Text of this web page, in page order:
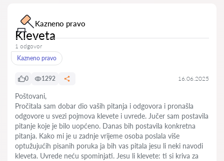
Kazneno pravo
Kleveta
1 odgovor
Kazneno pravo
0 1292 16.06.2025
Poštovani,
Pročitala sam dobar dio vaših pitanja i odgovora i pronašla
odgovore u svezi pojmova klevete i uvrede. Jučer sam postavila
pitanje koje je bilo uopćeno. Danas bih postavila konkretna
pitanja. Kako mi je u zadnje vrijeme osoba poslala više
optužujućih pisanih poruka ja bih vas pitala jesu li neki navodi
kleveta. Uvrede neću spominjati. Jesu li klevete: ti si kriva za